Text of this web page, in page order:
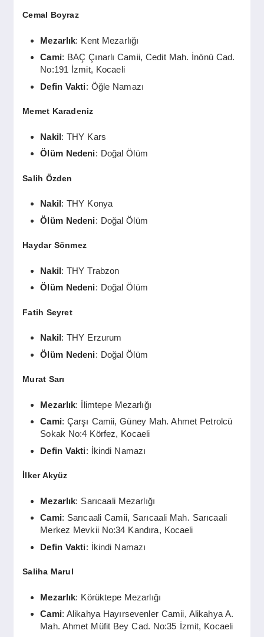
Cemal Boyraz
Mezarlık: Kent Mezarlığı
Cami: BAÇ Çınarlı Camii, Cedit Mah. İnönü Cad.
No:191 İzmit, Kocaeli
Defin Vakti: Öğle Namazı
Memet Karadeniz
Nakil: THY Kars
Ölüm Nedeni: Doğal Ölüm
Salih Özden
Nakil: THY Konya
Ölüm Nedeni: Doğal Ölüm
Haydar Sönmez
Nakil: THY Trabzon
Ölüm Nedeni: Doğal Ölüm
Fatih Seyret
Nakil: THY Erzurum
Ölüm Nedeni: Doğal Ölüm
Murat Sarı
Mezarlık: İlimtepe Mezarlığı
Cami: Çarşı Camii, Güney Mah. Ahmet Petrolcü
Sokak No:4 Körfez, Kocaeli
Defin Vakti: İkindi Namazı
İlker Akyüz
Mezarlık: Sarıcaali Mezarlığı
Cami: Sarıcaali Camii, Sarıcaali Mah. Sarıcaali
Merkez Mevkii No:34 Kandıra, Kocaeli
Defin Vakti: İkindi Namazı
Saliha Marul
Mezarlık: Körüktepe Mezarlığı
Cami: Alikahya Hayırsevenler Camii, Alikahya A.
Mah. Ahmet Müfit Bey Cad. No:35 İzmit, Kocaeli